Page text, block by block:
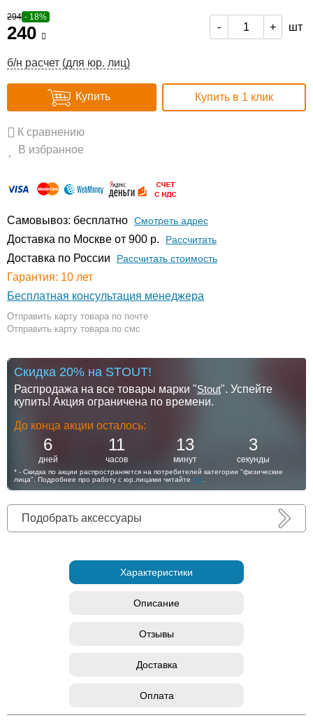
294 - 18%
240 - + шт
б/н расчет (для юр. лиц)
Купить Купить в 1 клик
К сравнению
В избранное
Самовывоз: бесплатно Смотреть адрес
Доставка по Москве от 900 р. Расcчитать
Доставка по России Рассчитать стоимость
Гарантия: 10 лет
Бесплатная консультация менеджера
Отправить карту товара по почте
Отправить карту товара по смс
Скидка 20% на STOUT!
Распродажа на все товары марки "Stout". Успейте
купить! Акция ограничена по времени.
До конца акции осталось:
6
дней
11
часов
13
минут
2
секунды
* - Скидка по акции распространяется на потребителей категории "физические
лица". Подробнее про работу с юр.лицами читайте тут
Подобрать аксессуары
Характеристики
Описание
Отзывы
Доставка
Оплата